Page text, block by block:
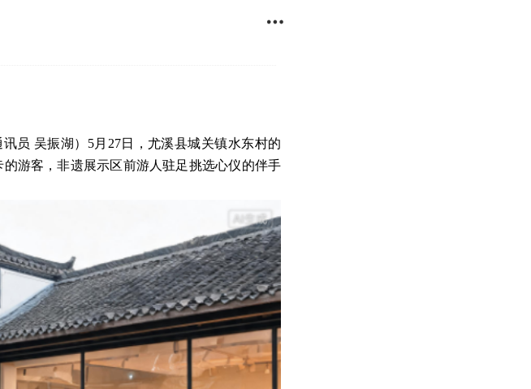

员 吴振湖）5月27日，尤溪县城关镇水东村的
游客，非遗展示区前游人驻足挑选心仪的伴手